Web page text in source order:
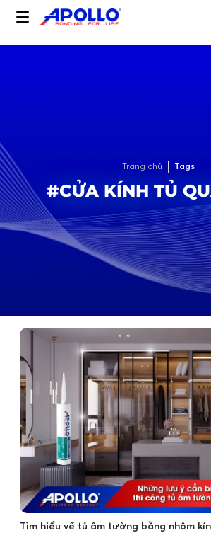
Trang chủ Tags
#CỬA KÍNH TỦ
Tìm hiểu về tủ âm tường bằng nhôm